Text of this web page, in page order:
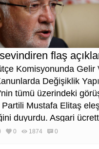
flaş
Komisyonunda Gelir
Değişiklik
tümü üzerindeki
Mustafa Elitaş
duyurdu. Asgari
asgari ücretlilerin
0 1874 0